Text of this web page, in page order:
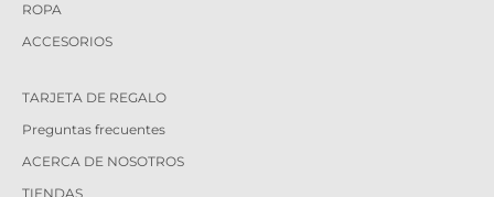
ROPA
ACCESORIOS
TARJETA DE REGALO
Preguntas frecuentes
ACERCA DE NOSOTROS
TIENDAS